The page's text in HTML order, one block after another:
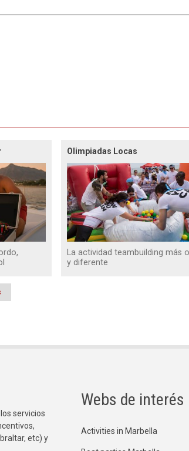
Olimpiadas Locas
La actividad teambuilding más
y diferente
servicios
etc) y
Webs de interés
Activities in Marbella